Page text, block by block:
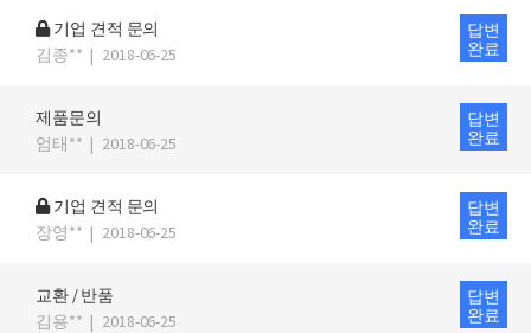
기업 견적 문의
김종** | 2018-06-25
답변
완료
제품문의
엄태** | 2018-06-25
답변
완료
기업 견적 문의
장영** | 2018-06-25
답변
완료
교환 / 반품
김용** | 2018-06-25
답변
완료